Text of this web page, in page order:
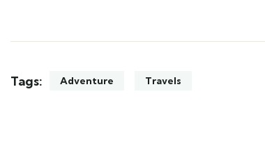
Tags: Adventure Travels